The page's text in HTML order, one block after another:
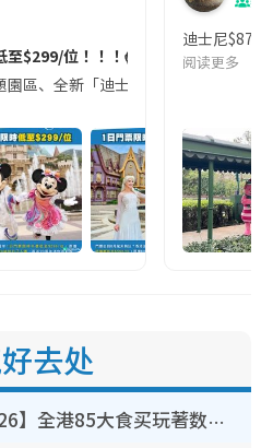
$299/位！！！😱😱😱
園區、全新「迪士尼好友巡遊派對」
迪士尼$879
阅读更多
去处
【8月生日优惠2026】全港85大食买玩著数攻略 自助餐/火锅放题同行免费＋诚品/DONKI送现金券